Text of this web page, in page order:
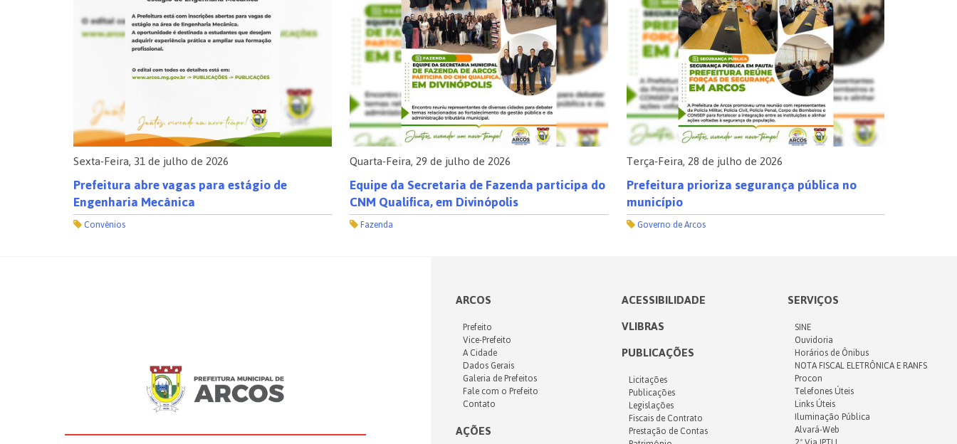
Sexta-Feira, 31 de julho de 2026
Prefeitura abre vagas para estágio de
Engenharia Mecânica
Convênios
Quarta-Feira, 29 de julho de 2026
Equipe da Secretaria de Fazenda participa do
CNM Qualifica, em Divinópolis
Fazenda
Terça-Feira, 28 de julho de 2026
Prefeitura prioriza segurança pública no
município
Governo de Arcos
ARCOS
Prefeito
Vice-Prefeito
A Cidade
Dados Gerais
Galeria de Prefeitos
Fale com o Prefeito
Contato
AÇÕES
ACESSIBILIDADE
VLIBRAS
PUBLICAÇÕES
Licitações
Publicações
Legislações
Fiscais de Contrato
Prestação de Contas
SERVIÇOS
SINE
Ouvidoria
Horários de Ônibus
NOTA FISCAL ELETRÔNICA E RANFS
Procon
Telefones Úteis
Links Úteis
Iluminação Pública
Alvará-Web